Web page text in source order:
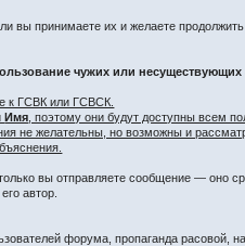
вы принимаете их и желаете
чужих или несуществующих
к ГСВК или ГСВСК.
Имя , поэтому они будут доступны всем
не желательны, но возможны и
вы отправляете сообщение —
автор.
форума, пропаганда расовой,